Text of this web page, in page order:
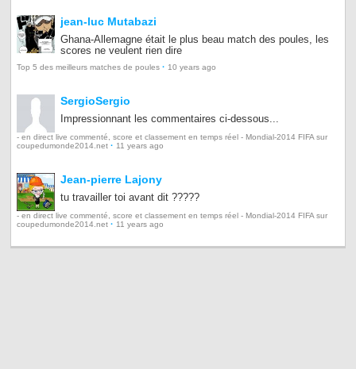
jean-luc Mutabazi
Ghana-Allemagne était le plus beau match des poules, les
scores ne veulent rien dire
Top 5 des meilleurs matches de poules · 10 years ago
SergioSergio
Impressionnant les commentaires ci-dessous...
- en direct live commenté, score et classement en temps réel - Mondial-2014 FIFA sur
coupedumonde2014.net · 11 years ago
Jean-pierre Lajony
tu travailler toi avant dit ?????
- en direct live commenté, score et classement en temps réel - Mondial-2014 FIFA sur
coupedumonde2014.net · 11 years ago